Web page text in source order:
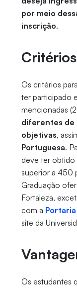
por meio
inscrição.
Critérios
Os critérios
ter participado
mencionadas
diferentes de
objetivas,
Portuguesa.
deve ter obtido
superior a 450
Graduação
Fortaleza,
com a
site da
Os estudantes